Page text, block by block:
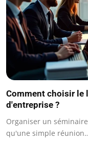
Comment choisir le
d'entreprise ?
Organiser un
qu'une simple